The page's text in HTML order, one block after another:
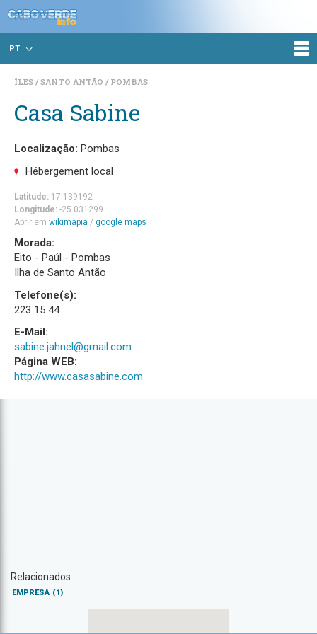
PT
ÎLES SANTO ANTÃO POMBAS
Casa Sabine
Localização: Pombas
Hébergement local
Latitude: 17.139192
Longitude: -25.031299
Abrir em wikimapia / google maps
Morada:
Eito - Paúl - Pombas
Ilha de Santo Antão
Telefone(s):
223 15 44
E-Mail:
sabine.jahnel@gmail.com
Página WEB:
http://www.casasabine.com
Relacionados
EMPRESA (1)